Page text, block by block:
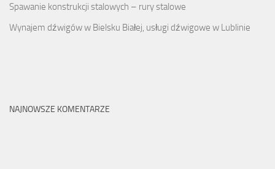
Spawanie konstrukcji stalowych – rury stalowe
Wynajem dźwigów w Bielsku Białej, usługi dźwigowe w Lublinie
NAJNOWSZE KOMENTARZE